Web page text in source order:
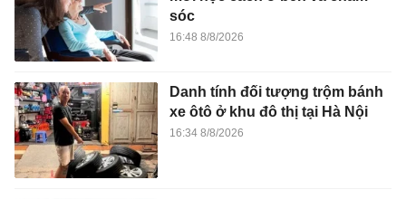
sóc
16:48 8/8/2026
Danh tính đối tượng trộm bánh
xe ôtô ở khu đô thị tại Hà Nội
16:34 8/8/2026